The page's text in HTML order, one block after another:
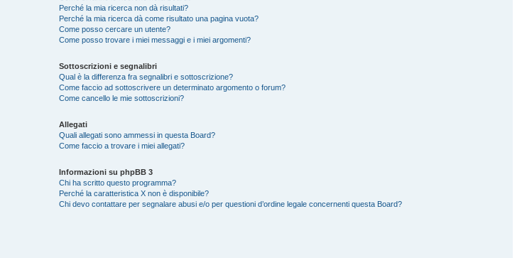
Perché la mia ricerca non dà risultati?
Perché la mia ricerca dà come risultato una pagina vuota?
Come posso cercare un utente?
Come posso trovare i miei messaggi e i miei argomenti?
Sottoscrizioni e segnalibri
Qual è la differenza fra segnalibri e sottoscrizione?
Come faccio ad sottoscrivere un determinato argomento o forum?
Come cancello le mie sottoscrizioni?
Allegati
Quali allegati sono ammessi in questa Board?
Come faccio a trovare i miei allegati?
Informazioni su phpBB 3
Chi ha scritto questo programma?
Perché la caratteristica X non è disponibile?
Chi devo contattare per segnalare abusi e/o per questioni d’ordine legale concernenti questa Board?